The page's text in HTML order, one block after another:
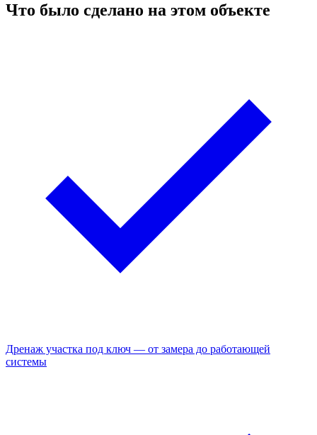
Что было сделано на этом объекте
Дренаж участка под ключ — от замера до работающей
системы